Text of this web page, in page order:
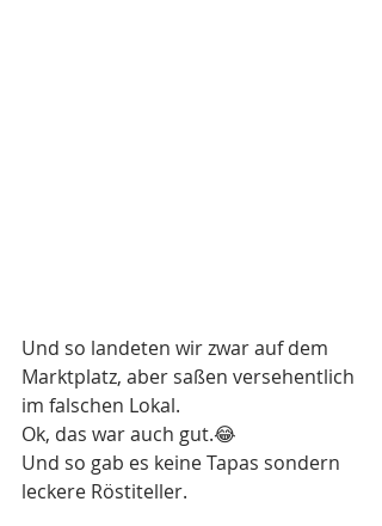
Und so landeten wir zwar auf dem
Marktplatz, aber saßen versehentlich
im falschen Lokal.
Ok, das war auch gut.😂
Und so gab es keine Tapas sondern
leckere Röstiteller.